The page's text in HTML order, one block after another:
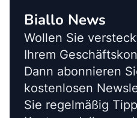
Biallo News
Wollen Sie
Ihrem
Dann abonnieren
kostenlosen
Sie regelmäßig